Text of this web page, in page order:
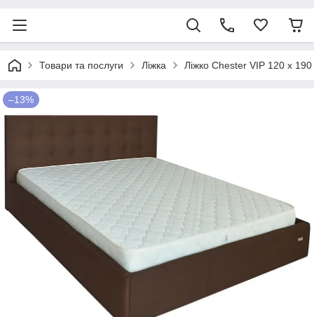
Товари та послуги Ліжка Ліжко Chester VIP 120 х
–13%